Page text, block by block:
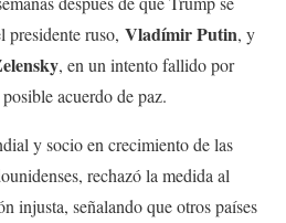
presidente ruso, Vladímir Putin, y
, en un intento fallido por
acuerdo de paz.
y socio en crecimiento de las
rechazó la medida al
injusta, señalando que otros países